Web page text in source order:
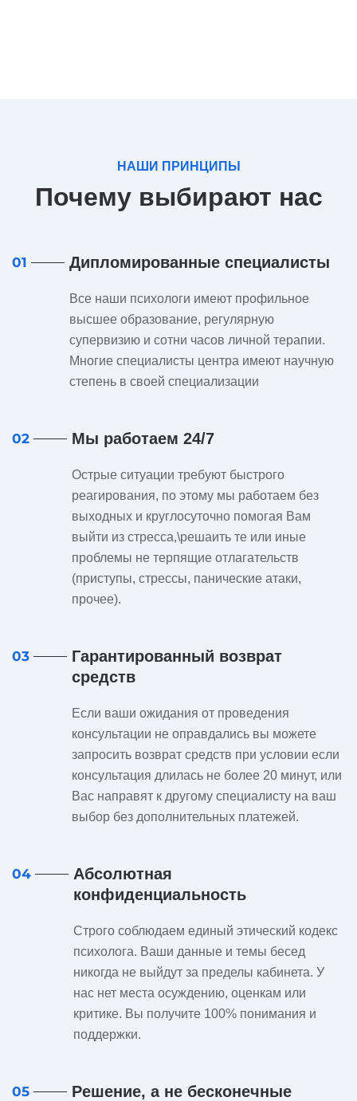
НАШИ ПРИНЦИПЫ
Почему выбирают нас
01 Дипломированные специалисты
Все наши психологи имеют профильное
высшее образование, регулярную
супервизию и сотни часов личной терапии.
Многие специалисты центра имеют научную
степень в своей специализации
02 Мы работаем 24/7
Острые ситуации требуют быстрого
реагирования, по этому мы работаем без
выходных и круглосуточно помогая Вам
выйти из стресса,\решаить те или иные
проблемы не терпящие отлагательств
(приступы, стрессы, панические атаки,
прочее).
03
Гарантированный возврат
средств
Если ваши ожидания от проведения
консультации не оправдались вы можете
запросить возврат средств при условии если
консультация длилась не более 20 минут, или
Вас направят к другому специалисту на ваш
выбор без дополнительных платежей.
04
Абсолютная
конфиденциальность
Строго соблюдаем единый этический кодекс
психолога. Ваши данные и темы бесед
никогда не выйдут за пределы кабинета. У
нас нет места осуждению, оценкам или
критике. Вы получите 100% понимания и
поддержки.
05
Решение, а не бесконечные